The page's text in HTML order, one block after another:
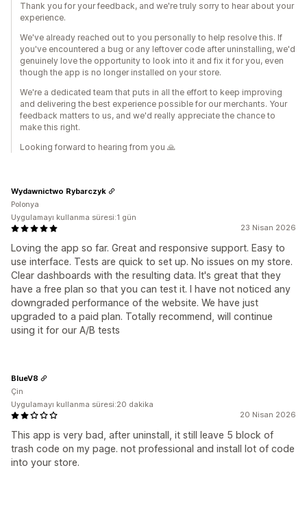
Thank you for your feedback, and we're truly sorry to hear about your
experience.
We've already reached out to you personally to help resolve this. If
you've encountered a bug or any leftover code after uninstalling, we'd
genuinely love the opportunity to look into it and fix it for you, even
though the app is no longer installed on your store.
We're a dedicated team that puts in all the effort to keep improving
and delivering the best experience possible for our merchants. Your
feedback matters to us, and we'd really appreciate the chance to
make this right.
Looking forward to hearing from you 🙏
23 Nisan 2026
Loving the app so far. Great and responsive support. Easy to
use interface. Tests are quick to set up. No issues on my store.
Clear dashboards with the resulting data. It's great that they
have a free plan so that you can test it. I have not noticed any
downgraded performance of the website. We have just
upgraded to a paid plan. Totally recommend, will continue
using it for our A/B tests
Wydawnictwo Rybarczyk
Polonya
Uygulamayı kullanma süresi:1 gün
20 Nisan 2026
This app is very bad, after uninstall, it still leave 5 block of
trash code on my page. not professional and install lot of code
into your store.
BlueV8
Çin
Uygulamayı kullanma süresi:20 dakika